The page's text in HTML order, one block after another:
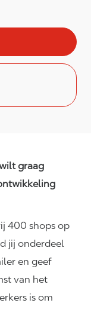
graag
400 shops op
jij onderdeel
en geef
van het
is om